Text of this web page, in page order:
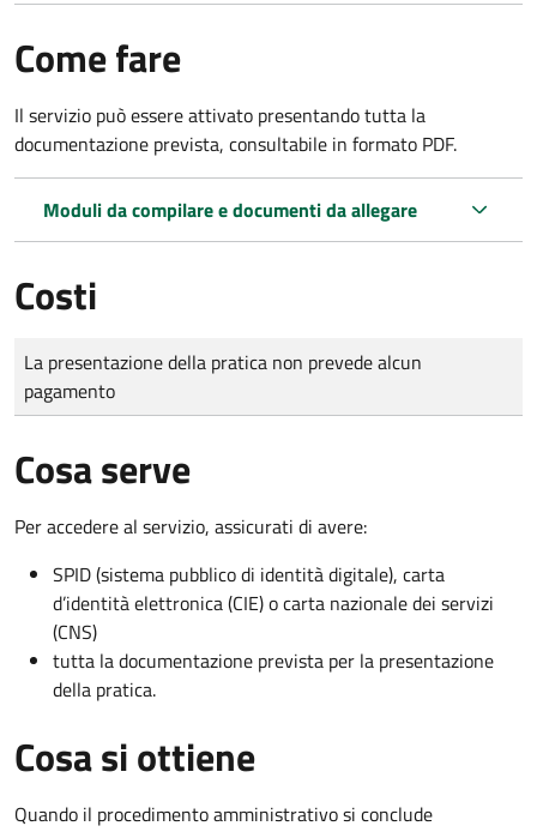
Come fare
Il servizio può essere attivato presentando tutta la
documentazione prevista, consultabile in formato PDF.
Moduli da compilare e documenti da allegare
Costi
Tipo di pagamento
Importo
La presentazione della pratica non prevede alcun
pagamento
Cosa serve
Per accedere al servizio, assicurati di avere:
SPID (sistema pubblico di identità digitale), carta
d’identità elettronica (CIE) o carta nazionale dei servizi
(CNS)
tutta la documentazione prevista per la presentazione
della pratica.
Cosa si ottiene
Quando il procedimento amministrativo si conclude